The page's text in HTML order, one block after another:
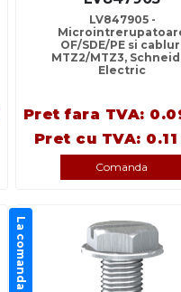
LV847905 -
OF/SDE/PE si
MTZ2/MTZ3,
Electric
Pret fara TVA:
Pret cu TVA:
Comanda
La comanda